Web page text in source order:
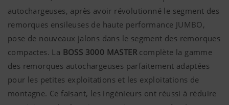
autochargeuses, après avoir révolutionné le segment des
remorques ensileuses de haute performance JUMBO,
pose de nouveaux jalons dans le segment des remorques
compactes. La BOSS 3000 MASTERcomplète la gamme
des remorques autochargeuses parfaitement adaptées
pour les petites exploitations et les exploitations de
montagne. Ce faisant, les ingénieurs ont réussi à réduire